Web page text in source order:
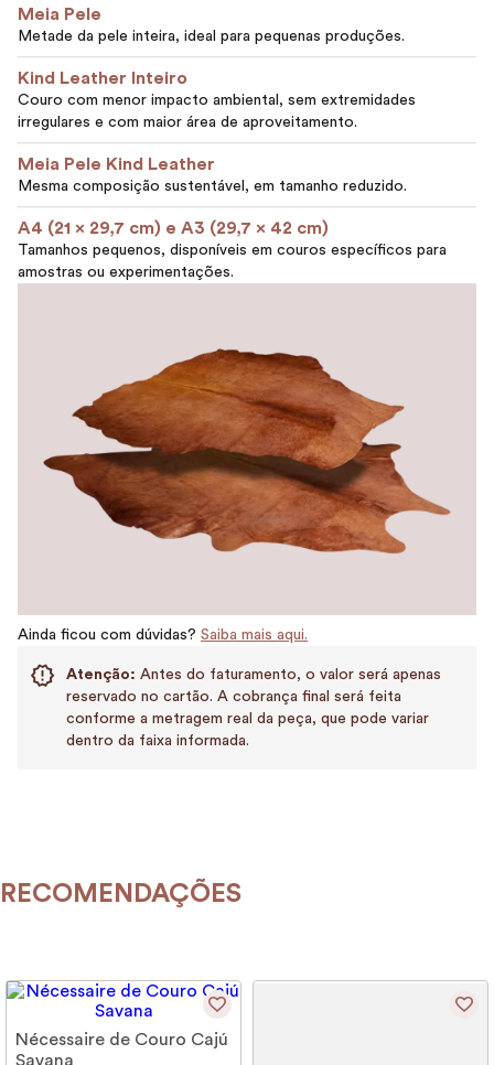
Meia Pele
Metade da pele inteira, ideal para pequenas produções.
Kind Leather Inteiro
Couro com menor impacto ambiental, sem extremidades
irregulares e com maior área de aproveitamento.
Meia Pele Kind Leather
Mesma composição sustentável, em tamanho reduzido.
A4 (21 x 29,7 cm) e A3 (29,7 x 42 cm)
Tamanhos pequenos, disponíveis em couros específicos para
amostras ou experimentações.
Ainda ficou com dúvidas? Saiba mais aqui.
Atenção: Antes do faturamento, o valor será apenas
reservado no cartão. A cobrança final será feita
conforme a metragem real da peça, que pode variar
dentro da faixa informada.
RECOMENDAÇÕES
Nécessaire de Couro Cajú
Savana